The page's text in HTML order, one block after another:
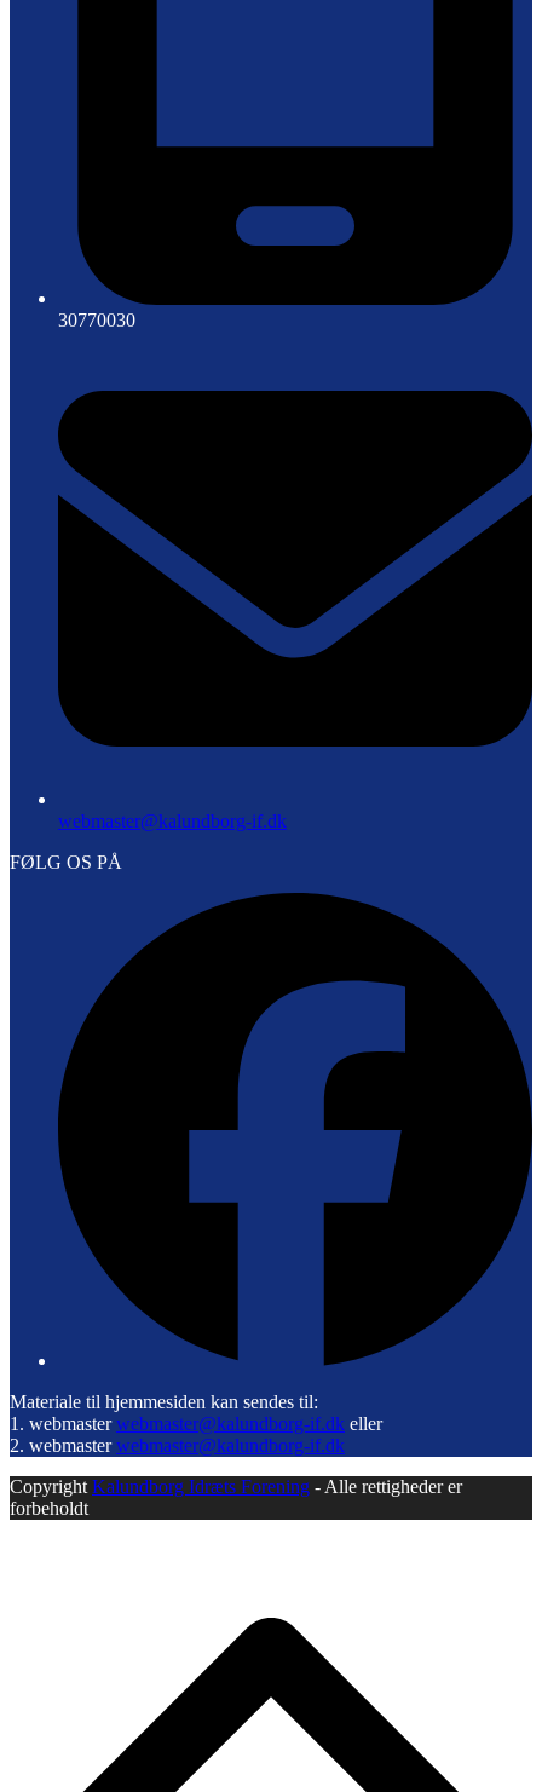
30770030
webmaster@kalundborg-if.dk
FØLG OS PÅ
Materiale til hjemmesiden kan sendes til:
1. webmasterwebmaster@kalundborg-if.dk eller
2. webmasterwebmaster@kalundborg-if.dk
Copyright Kalundborg Idræts Forening - Alle rettigheder er
forbeholdt